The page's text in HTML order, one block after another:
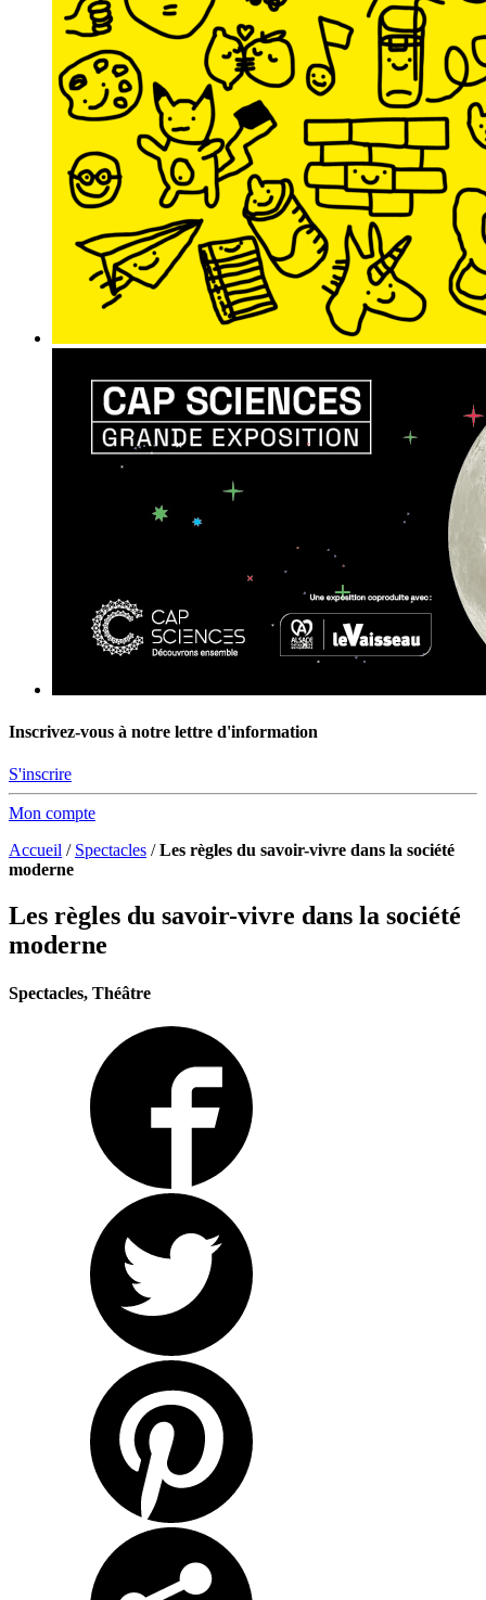
Inscrivez-vous à notre lettre d'information
S'inscrire
Mon compte
Accueil / Spectacles /Les règles du savoir-vivre dans la société
moderne
Les règles du savoir-vivre dans la société
moderne
Spectacles, Théâtre